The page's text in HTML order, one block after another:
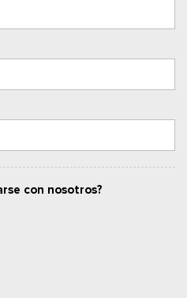
con nosotros?